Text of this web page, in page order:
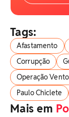
Tags:
Afastamento
Corrupção
Operação
Paulo Chiclete
Mais em